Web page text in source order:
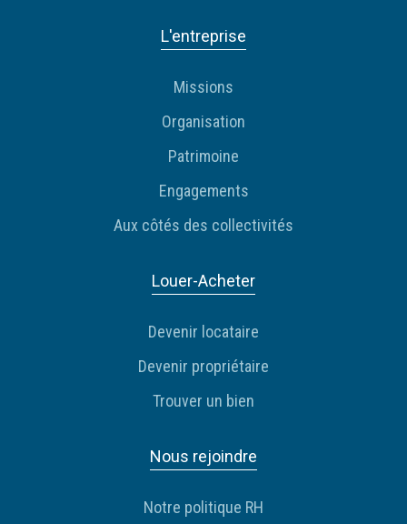
L'entreprise
Missions
Organisation
Patrimoine
Engagements
Aux côtés des collectivités
Louer-Acheter
Devenir locataire
Devenir propriétaire
Trouver un bien
Nous rejoindre
Notre politique RH